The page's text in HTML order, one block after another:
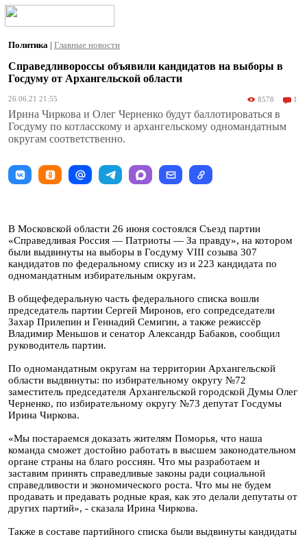
Политика | Главные новости
Справедливороссы объявили кандидатов на выборы в
Госдуму от Архангельской области
26.06.21 21:55 8578 1
Ирина Чиркова и Олег Черненко будут баллотироваться в
Госдуму по котласскому и архангельскому одномандатным
округам соответственно.
В Московской области 26 июня состоялся Съезд партии
«Справедливая Россия — Патриоты — За правду», на котором
были выдвинуты на выборы в Госдуму VIII созыва 307
кандидатов по федеральному списку из и 223 кандидата по
одномандатным избирательным округам.
В общефедеральную часть федерального списка вошли
председатель партии Сергей Миронов, его сопредседатели
Захар Прилепин и Геннадий Семигин, а также режиссёр
Владимир Меньшов и сенатор Александр Бабаков, сообщил
руководитель партии.
По одномандатным округам на территории Архангельской
области выдвинуты: по избирательному округу №72
заместитель председателя Архангельской городской Думы Олег
Черненко, по избирательному округу №73 депутат Госдумы
Ирина Чиркова.
«Мы постараемся доказать жителям Поморья, что наша
команда сможет достойно работать в высшем законодательном
органе страны на благо россиян. Что мы разработаем и
заставим принять справедливые законы ради социальной
справедливости и экономического роста. Что мы не будем
продавать и предавать родные края, как это делали депутаты от
других партий», - сказала Ирина Чиркова.
Также в составе партийного списка были выдвинуты кандидаты